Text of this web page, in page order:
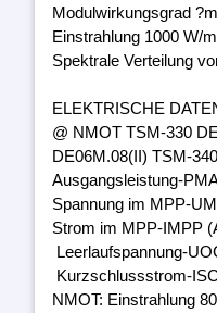
Modulwirkungsgrad
Einstrahlung 1000 W/
Spektrale Verteilung
ELEKTRISCHE
@ NMOT TSM-330
DE06M.08(II) TSM-
Ausgangsleistung-
Spannung im MPP-
Strom im MPP-IMPP
Leerlaufspannung-
Kurzschlussstrom-
NMOT: Einstrahlung